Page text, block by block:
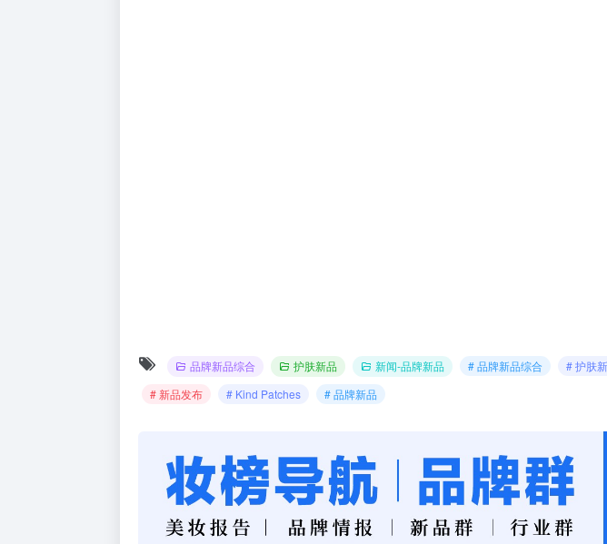
品牌新品综合 护肤新品 新闻-品牌新品 # 品牌新品综合 # 护肤
# 新品发布
# Kind Patches # 品牌新品